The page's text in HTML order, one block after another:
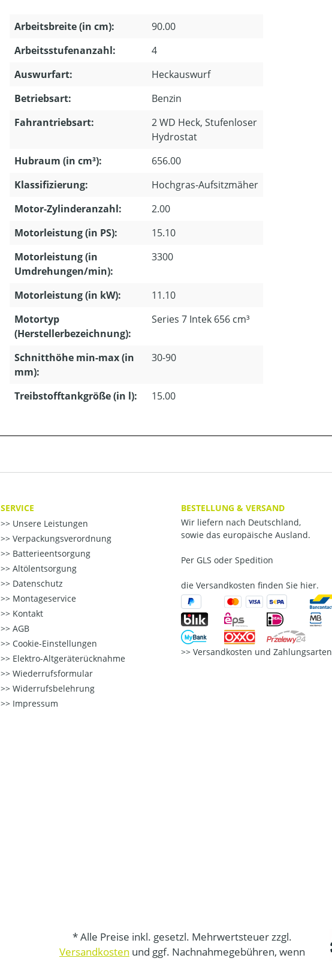
Arbeitsbreite (in cm):
90.00
Arbeitsstufenanzahl:
4
Auswurfart:
Heckauswurf
Betriebsart:
Benzin
Fahrantriebsart:
2 WD Heck, Stufenloser
Hydrostat
Hubraum (in cm³):
656.00
Klassifizierung:
Hochgras-Aufsitzmäher
Motor-Zylinderanzahl:
2.00
Motorleistung (in PS):
15.10
Motorleistung (in
Umdrehungen/min):
3300
Motorleistung (in kW):
11.10
Motortyp
(Herstellerbezeichnung):
Series 7 Intek 656 cm³
Schnitthöhe min-max (in
mm):
30-90
Treibstofftankgröße (in l): 15.00
SERVICE
Unsere Leistungen
Verpackungsverordnung
Batterieentsorgung
Altölentsorgung
Datenschutz
Montageservice
Kontakt
AGB
Cookie-Einstellungen
Elektro-Altgeräterücknahme
Wiederrufsformular
Widerrufsbelehrung
Impressum
BESTELLUNG & VERSAND
Wir liefern nach Deutschland,
sowie das europäische Ausland.
Per GLS oder Spedition
die Versandkosten finden Sie hier.
Versandkosten und Zahlungsarten
* Alle Preise inkl. gesetzl. Mehrwertsteuer zzgl.
Versandkosten und ggf. Nachnahmegebühren, wenn